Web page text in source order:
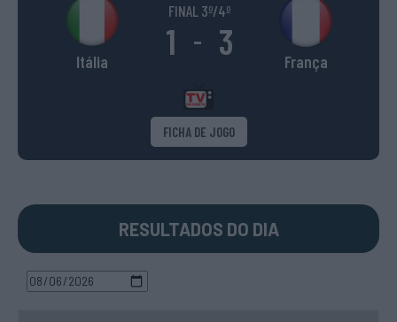
Itália
FINAL 3º/4º
1 - 3 França
FICHA DE JOGO
RESULTADOS DO DIA